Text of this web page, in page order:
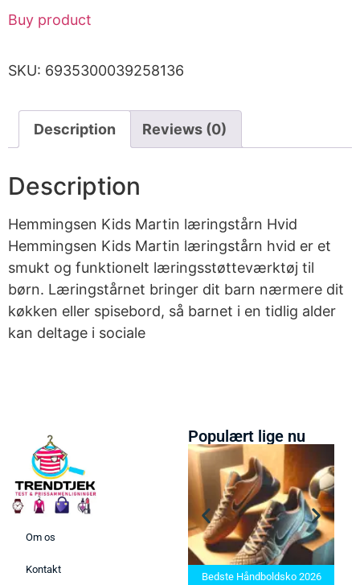
Buy product
SKU: 6935300039258136
Description Reviews (0)
Description
Hemmingsen Kids Martin læringstårn Hvid
Hemmingsen Kids Martin læringstårn hvid er et
smukt og funktionelt læringsstøtteværktøj til
børn. Læringstårnet bringer dit barn nærmere dit
køkken eller spisebord, så barnet i en tidlig alder
kan deltage i sociale
Om os
Kontakt
Populært lige nu
Bedste Saunatæppe 2025 –
Find de bedste produkter her!
Bedste Håndboldsko 2026